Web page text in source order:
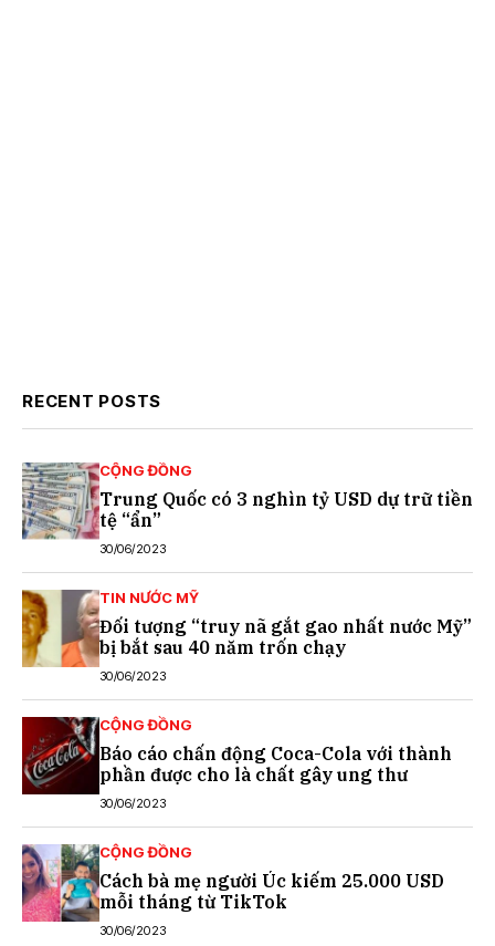
RECENT POSTS
CỘNG ĐỒNG
Trung Quốc có 3 nghìn tỷ USD dự trữ tiền
tệ “ẩn”
30/06/2023
TIN NƯỚC MỸ
Đối tượng “truy nã gắt gao nhất nước Mỹ”
bị bắt sau 40 năm trốn chạy
30/06/2023
CỘNG ĐỒNG
Báo cáo chấn động Coca-Cola với thành
phần được cho là chất gây ung thư
30/06/2023
CỘNG ĐỒNG
Cách bà mẹ người Úc kiếm 25.000 USD
mỗi tháng từ TikTok
30/06/2023